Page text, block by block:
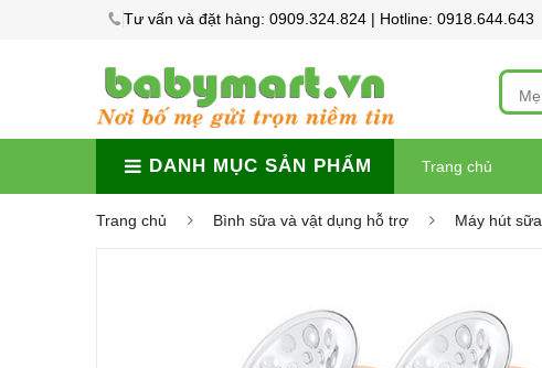
Tư vấn và đặt hàng: 0909.324.824 | Hotline: 0918.644.643
DANH MỤC SẢN PHẨM Trang chủ
Trang chủ Bình sữa và vật dụng hỗ trợ Máy hút sữa